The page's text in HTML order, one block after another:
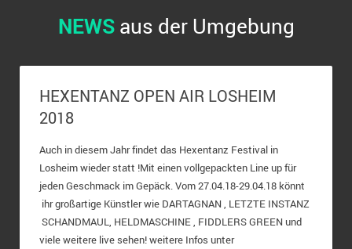
NEWSaus der Umgebung
HEXENTANZ OPEN AIR LOSHEIM
2018
Auch in diesem Jahr findet das Hexentanz Festival in
Losheim wieder statt !Mit einen vollgepackten Line up für
jeden Geschmack im Gepäck. Vom 27.04.18-29.04.18 könnt
ihr großartige Künstler wie DARTAGNAN , LETZTE INSTANZ
SCHANDMAUL, HELDMASCHINE , FIDDLERS GREEN und
viele weitere live sehen! weitere Infos unter